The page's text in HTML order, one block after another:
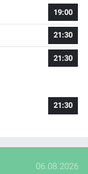
19:00
21:30
21:30
21:30
06.08.2026